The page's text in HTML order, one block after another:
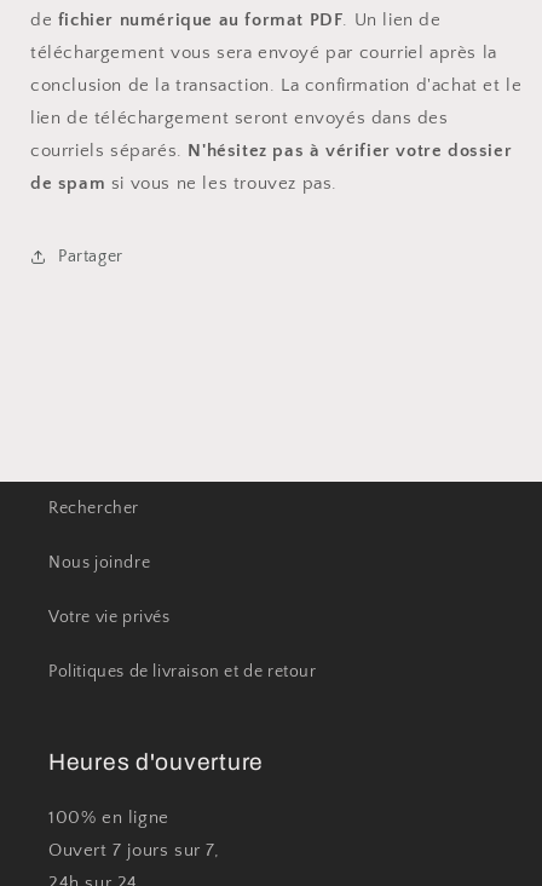
de fichier numérique au format PDF. Un lien de
téléchargement vous sera envoyé par courriel après la
conclusion de la transaction. La confirmation d'achat et le
lien de téléchargement seront envoyés dans des
courriels séparés. N'hésitez pas à vérifier votre dossier
de spam si vous ne les trouvez pas.
Partager
Rechercher
Nous joindre
Votre vie privés
Politiques de livraison et de retour
Heures d'ouverture
100% en ligne
Ouvert 7 jours sur 7,